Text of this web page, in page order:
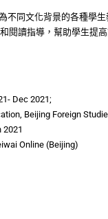
不同文化背景的各種學
閱讀指導，幫助學生提高
Dec 2021;
Beijing Foreign
2021
Online (Beijing)